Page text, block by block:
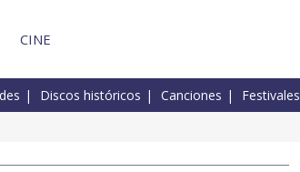
CINE
Discos históricos Canciones Festivales